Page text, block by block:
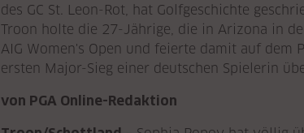
des GC St. Leon-Rot, hat Golfgeschichte
Troon holte die 27-Jährige, die in Arizona in
AIG Women's Open und feierte damit auf dem
ersten Major-Sieg einer deutschen Spielerin
von PGA Online-Redaktion